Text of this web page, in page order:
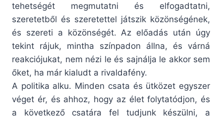
tehetségét megmutatni és elfogadtatni,
szeretetből és szeretettel játszik közönségének,
és szereti a közönségét. Az előadás után úgy
tekint rájuk, mintha színpadon állna, és várná
reakciójukat, nem nézi le és sajnálja le akkor sem
őket, ha már kialudt a rivaldafény.
A politika alku. Minden csata és ütközet egyszer
véget ér, és ahhoz, hogy az élet folytatódjon, és
a következő csatára fel tudjunk készülni, a